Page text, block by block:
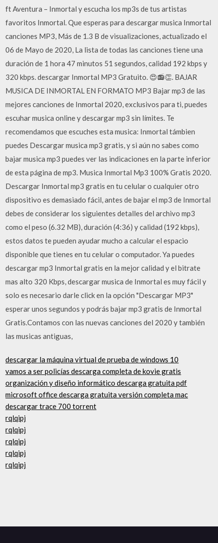
ft Aventura – Inmortal y escucha los mp3s de tus artistas
favoritos Inmortal. Que esperas para descargar musica Inmortal
canciones MP3, Más de 1.3 B de visualizaciones, actualizado el
06 de Mayo de 2020, La lista de todas las canciones tiene una
duración de 1 hora 47 minutos 51 segundos, calidad 192 kbps y
320 kbps. descargar Inmortal MP3 Gratuito. 😍📻👏. BAJAR
MUSICA DE INMORTAL EN FORMATO MP3 Bajar mp3 de las
mejores canciones de Inmortal 2020, exclusivos para ti, puedes
escuhar musica online y descargar mp3 sin límites. Te
recomendamos que escuches esta musica: Inmortal támbien
puedes Descargar musica mp3 gratis, y si aún no sabes como
bajar musica mp3 puedes ver las indicaciones en la parte inferior
de esta página de mp3. Musica Inmortal Mp3 100% Gratis 2020.
Descargar Inmortal mp3 gratis en tu celular o cualquier otro
dispositivo es demasiado fácil, antes de bajar el mp3 de Inmortal
debes de considerar los siguientes detalles del archivo mp3
como el peso (6.32 MB), duración (4:36) y calidad (192 kbps),
estos datos te pueden ayudar mucho a calcular el espacio
disponible que tienes en tu celular o computador. Ya puedes
descargar mp3 Inmortal gratis en la mejor calidad y el bitrate
mas alto 320 Kbps, descargar musica de Inmortal es muy fácil y
solo es necesario darle click en la opción "Descargar MP3"
esperar unos segundos y podrás bajar mp3 gratis de Inmortal
Gratis.Contamos con las nuevas canciones del 2020 y también
las musicas antiguas,
descargar la máquina virtual de prueba de windows 10
vamos a ser policías descarga completa de kovie gratis
organización y diseño informático descarga gratuita pdf
microsoft office descarga gratuita versión completa mac
descargar trace 700 torrent
rqlqipj
rqlqipj
rqlqipj
rqlqipj
rqlqipj